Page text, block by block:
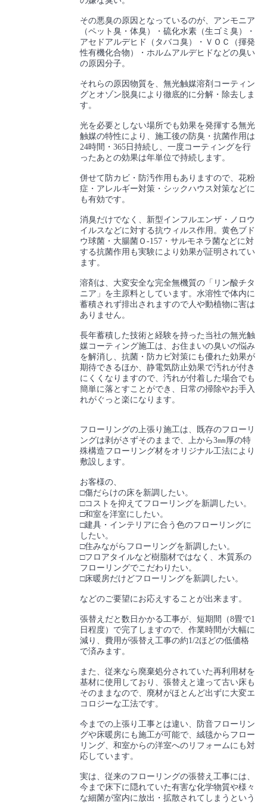
その悪臭の原因となっているのが、アンモニア
（ペット臭・体臭）・硫化水素（生ゴミ臭）・
アセドアルデヒド（タバコ臭）・ＶＯＣ（揮発
性有機化合物）・ホルムアルデヒドなどの臭い
の原因分子。
それらの原因物質を、無光触媒溶剤コーティン
グとオゾン脱臭により徹底的に分解・除去しま
す。
光を必要としない場所でも効果を発揮する無光
触媒の特性により、施工後の防臭・抗菌作用は
24時間・365日持続し、一度コーティングを行
ったあとの効果は年単位で持続します。
併せて防カビ・防汚作用もありますので、花粉
症・アレルギー対策・シックハウス対策などに
も有効です。
消臭だけでなく、新型インフルエンザ・ノロウ
イルスなどに対する抗ウィルス作用。黄色ブド
ウ球菌・大腸菌Ｏ-157・サルモネラ菌などに対
する抗菌作用も実験により効果が証明されてい
ます。
溶剤は、大変安全な完全無機質の「リン酸チタ
ニア」を主原料としています。水溶性で体内に
蓄積されず排出されますので人や動植物に害は
ありません。
長年蓄積した技術と経験を持った当社の無光触
媒コーティング施工は、お住まいの臭いの悩み
を解消し、抗菌・防カビ対策にも優れた効果が
期待できるほか、静電気防止効果で汚れが付き
にくくなりますので、汚れが付着した場合でも
簡単に落とすことができ、日常の掃除やお手入
れがぐっと楽になります。
フローリングの上張り施工は、既存のフローリ
ングは剥がさずそのままで、上から3㎜厚の特
殊構造フローリング材をオリジナル工法により
敷設します。
お客様の、
□傷だらけの床を新調したい。
□コストを抑えてフローリングを新調したい。
□和室を洋室にしたい。
□建具・インテリアに合う色のフローリングに
したい。
□住みながらフローリングを新調したい。
□フロアタイルなど樹脂材ではなく、木質系の
フローリングでこだわりたい。
□床暖房だけどフローリングを新調したい。
などのご要望にお応えすることが出来ます。
張替えだと数日かかる工事が、短期間（8畳で1
日程度）で完了しますので、作業時間が大幅に
減り、費用が張替え工事の約1/2ほどの低価格
で済みます。
また、従来なら廃棄処分されていた再利用材を
基材に使用しており、張替えと違って古い床も
そのままなので、廃材がほとんど出ずに大変エ
コロジーな工法です。
今までの上張り工事とは違い、防音フローリン
グや床暖房にも施工が可能で、絨毯からフロー
リング、和室からの洋室へのリフォームにも対
応しています。
実は、従来のフローリングの張替え工事には、
今まで床下に隠れていた有害な化学物質や様々
な細菌が室内に放出・拡散されてしまうという